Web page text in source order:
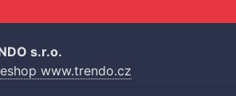
s.r.o.
www.trendo.cz